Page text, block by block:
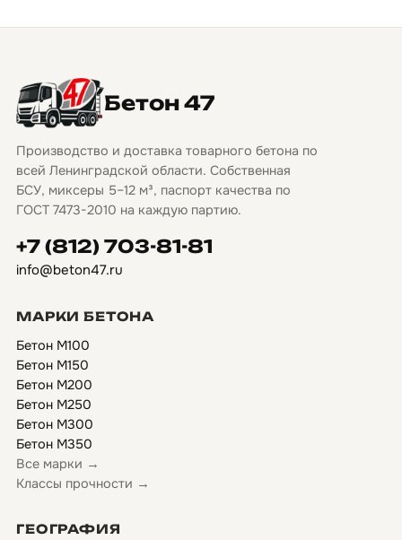
Бетон 47
Производство и доставка товарного бетона по
всей Ленинградской области. Собственная
БСУ, миксеры 5–12 м³, паспорт качества по
ГОСТ 7473-2010 на каждую партию.
+7 (812) 703-81-81
info@beton47.ru
МАРКИ БЕТОНА
Бетон М100
Бетон М150
Бетон М200
Бетон М250
Бетон М300
Бетон М350
Все марки →
Классы прочности →
ГЕОГРАФИЯ